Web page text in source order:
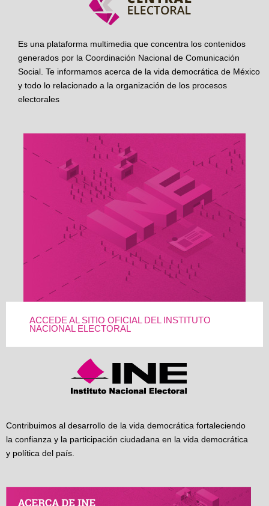
Es una plataforma multimedia que concentra los contenidos
generados por la Coordinación Nacional de Comunicación
Social. Te informamos acerca de la vida democrática de México
y todo lo relacionado a la organización de los procesos
electorales
ACCEDE AL SITIO OFICIAL DEL INSTITUTO
NACIONAL ELECTORAL
Contribuimos al desarrollo de la vida democrática fortaleciendo
la confianza y la participación ciudadana en la vida democrática
y política del país.